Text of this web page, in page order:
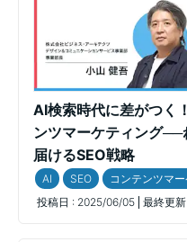
AI検索時代に差がつく
ンツマーケティング
届けるSEO戦略
AI SEO
コンテンツマ
投稿日 : 2025/06/05 最終更